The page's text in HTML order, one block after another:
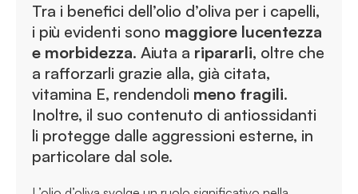
Tra i benefici dell’olio d’oliva per i capelli,
i più evidenti sono maggiore lucentezza
e morbidezza. Aiuta a ripararli, oltre che
a rafforzarli grazie alla, già citata,
vitamina E, rendendoli meno fragili.
Inoltre, il suo contenuto di antiossidanti
li protegge dalle aggressioni esterne, in
particolare dal sole.